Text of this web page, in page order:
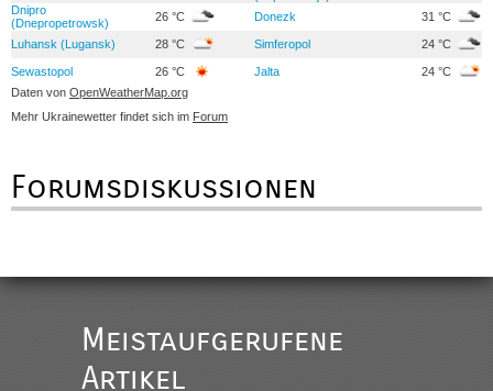
Dnipro
(Dnepropetrowsk)
26 °C Donezk 31 °C
Luhansk (Lugansk) 28 °C Simferopol 24 °C
Sewastopol 26 °C Jalta
24 °C
Daten von OpenWeatherMap.org
Mehr Ukrainewetter findet sich im Forum
Forumsdiskussionen
Meistaufgerufene
Artikel